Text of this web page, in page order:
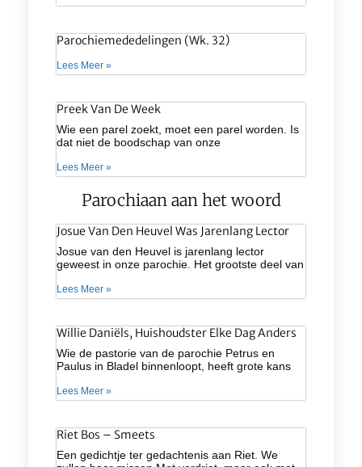
Parochiemededelingen (wk. 32)
Lees Meer »
Preek Van De Week
Wie een parel zoekt, moet een parel worden. Is
dat niet de boodschap van onze
Lees Meer »
Parochiaan aan het woord
Josue Van Den Heuvel Was Jarenlang Lector
Josue van den Heuvel is jarenlang lector
geweest in onze parochie. Het grootste deel van
Lees Meer »
Willie Daniëls, Huishoudster Elke Dag Anders
Wie de pastorie van de parochie Petrus en
Paulus in Bladel binnenloopt, heeft grote kans
Lees Meer »
Riet Bos – Smeets
Een gedichtje ter gedachtenis aan Riet. We